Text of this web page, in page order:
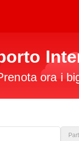
ora i